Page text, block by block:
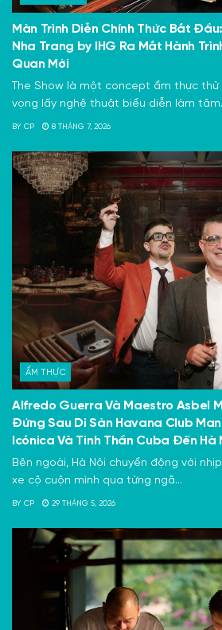
Màn Trình Diễn Chính Thức Bắt
Nha Trang by IHG Ra Mắt Hành
Quan Mới
The Show là một concept ẩm thực
vọng lấy nghệ thuật biểu diễn làm
BY CP 8 THÁNG 7, 2026
ẨM THỰC
Alfredo Guerra Và Maestro Asbel
Đứng Sau Di Sản Havana Club
Icónica Và Tinh Thần Cuba Đến Hà
Bên ngoài, Hà Nội chuyển động với
xe cộ cuộn mình qua từng ngã...
BY CP 29 THÁNG 5, 2026